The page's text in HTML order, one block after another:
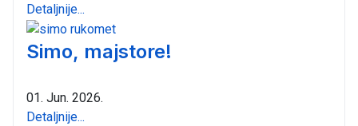
Detaljnije...
Simo, majstore!
01. Jun. 2026.
Detaljnije...